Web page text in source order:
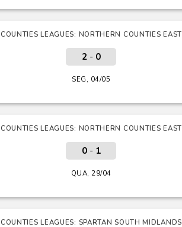
COUNTIES LEAGUES: NORTHERN COUNTIES EAST
2- 0
SEG, 04/05
COUNTIES LEAGUES: NORTHERN COUNTIES EAST
0- 1
QUA, 29/04
COUNTIES LEAGUES: SPARTAN SOUTH MIDLANDS